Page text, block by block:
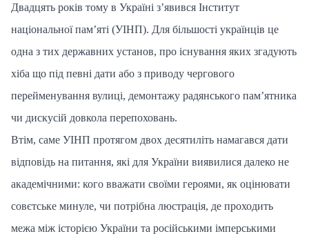
Двадцять років тому в Україні з’явився Інститут
національної пам’яті (УІНП). Для більшості українців це
одна з тих державних установ, про існування яких згадують
хіба що під певні дати або з приводу чергового
перейменування вулиці, демонтажу радянського пам’ятника
чи дискусій довкола перепоховань.
Втім, саме УІНП протягом двох десятиліть намагався дати
відповідь на питання, які для України виявилися далеко не
академічними: кого вважати своїми героями, як оцінювати
совєтське минуле, чи потрібна люстрація, де проходить
межа між історією України та російськими імперськими